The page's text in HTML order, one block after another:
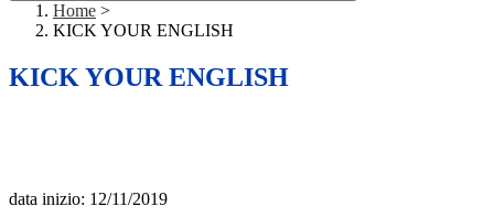
Home >
KICK YOUR ENGLISH
KICK YOUR ENGLISH
data inizio: 12/11/2019